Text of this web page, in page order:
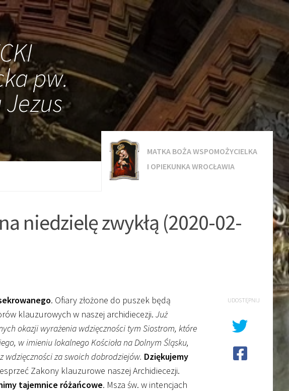
pw.
MATKA BOŻA WSPOMOŻYCIELKA
I OPIEKUNKA WROCŁAWIA
niedzielę zwykłą (2020-02-
. Ofiary złożone do puszek będą
klauzurowych w naszej archidiecezji. Już
okazji wyrażenia wdzięczności tym Siostrom, które
w imieniu lokalnego Kościoła na Dolnym Śląsku,
wdzięczności za swoich dobrodziejów. Dziękujemy
Zakony klauzurowe naszej Archidiecezji.
tajemnice różańcowe. Msza św. w intencjach
UDOSTĘPNIJ